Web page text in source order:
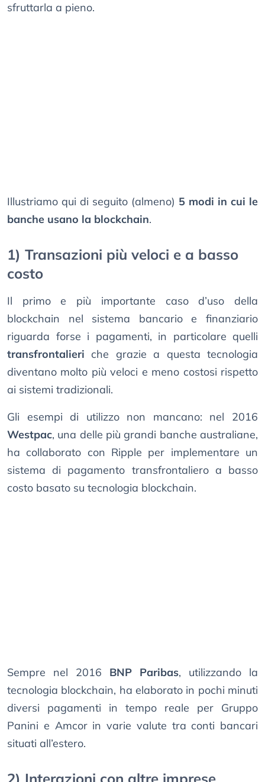
sfruttarla a pieno.
Illustriamo qui di seguito (almeno) 5 modi in cui le
banche usano la blockchain.
1) Transazioni più veloci e a basso
costo
Il primo e più importante caso d’uso della
blockchain nel sistema bancario e finanziario
riguarda forse i pagamenti, in particolare quelli
transfrontalieri che grazie a questa tecnologia
diventano molto più veloci e meno costosi rispetto
ai sistemi tradizionali.
Gli esempi di utilizzo non mancano: nel 2016
Westpac, una delle più grandi banche australiane,
ha collaborato con Ripple per implementare un
sistema di pagamento transfrontaliero a basso
costo basato su tecnologia blockchain.
Sempre nel 2016 BNP Paribas, utilizzando la
tecnologia blockchain, ha elaborato in pochi minuti
diversi pagamenti in tempo reale per Gruppo
Panini e Amcor in varie valute tra conti bancari
situati all’estero.